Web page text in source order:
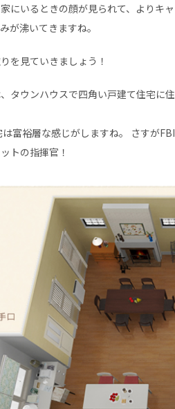
にいるときの顔が見られて、よりキャ
が沸いてきますね。
を見ていきましょう！
タウンハウスで四角い戸建て住宅に住
は富裕層な感じがしますね。 さすがFBI
トの指揮官！